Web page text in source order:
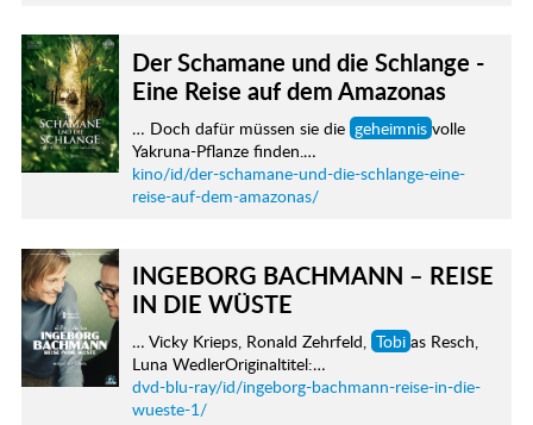
Der Schamane und die Schlange -
Eine Reise auf dem Amazonas
… Doch dafür müssen sie die geheimnis volle
Yakruna-Pflanze finden.…
kino/id/der-schamane-und-die-schlange-eine-
reise-auf-dem-amazonas/
INGEBORG BACHMANN – REISE
IN DIE WÜSTE
… Vicky Krieps, Ronald Zehrfeld, Tobi as Resch,
Luna WedlerOriginaltitel:…
dvd-blu-ray/id/ingeborg-bachmann-reise-in-die-
wueste-1/